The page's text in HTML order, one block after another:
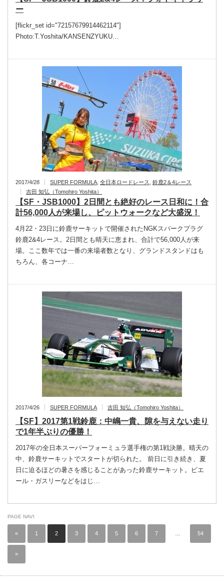
ー
[flickr_set id="72157679914462114"]
Photo:T.Yoshita/KANSENZYUKU…
2017/4/28 SUPER FORMULA 全日本ロードレース
鈴鹿2＆4レース
吉田 知弘（Tomohiro Yoshita）
【SF・JSB1000】2日間とも絶好のレース日和に！合
計56,000人が来場し、ピットウォークなど大盛況！
4月22・23日に鈴鹿サーキットで開催されたNGKスパークプラグ
鈴鹿2&4レース。2日間とも晴天に恵まれ、合計で56,000人が来
場。ここ数年では一番の来場者数となり、グランドスタンドはも
ちろん、各コーナ…
2017/4/26 SUPER FORMULA 吉田 知弘（Tomohiro Yoshita）
【SF】2017第1戦鈴鹿：中嶋一貴、隙を与えない走り
で1年半ぶりの優勝！
2017年の全日本スーパーフォーミュラ選手権の第1戦決勝。晴天の
中、鈴鹿サーキットでスタートが切られた。 前日に引き続き、夏
日に迫るほどの暑さを感じることがあった鈴鹿サーキット。ピエ
ール・ガスリーなどをはじ…
PAGE NAVI
« 1 2 3 4 5 6 7 54
»